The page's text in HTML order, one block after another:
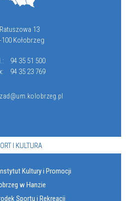
13
100 Kołobrzeg
94 35 51 500
94 35 23 769
I KULTURA
Kultury i Promocji
w Hanzie
Sportu i Rekreacji